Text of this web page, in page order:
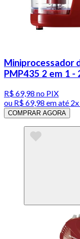
Miniprocessador
PMP435 2 em 1 -
R$ 69,98 no PIX
ou R$ 69,98 em até
COMPRAR AGORA